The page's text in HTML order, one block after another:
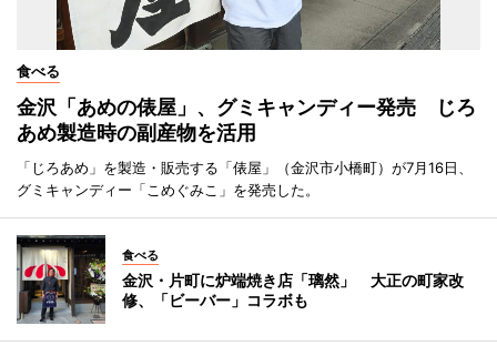
食べる
金沢「あめの俵屋」、グミキャンディー発売 じろ
あめ製造時の副産物を活用
「じろあめ」を製造・販売する「俵屋」（金沢市小橋町）が7月16日、
グミキャンディー「こめぐみこ」を発売した。
食べる
金沢・片町に炉端焼き店「璃然」 大正の町家改
修、「ビーバー」コラボも